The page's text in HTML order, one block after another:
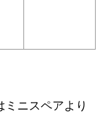
ニスペアより